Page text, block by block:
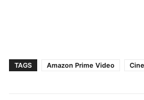
TAGS Amazon Prime Video Cine